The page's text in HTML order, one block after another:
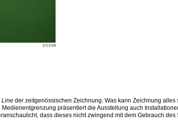
Line der zeitgenössischen Zeichnung. Was kann Zeichnung alles
präsentiert die Ausstellung auch
dass dieses nicht zwingend mit dem Gebrauch des